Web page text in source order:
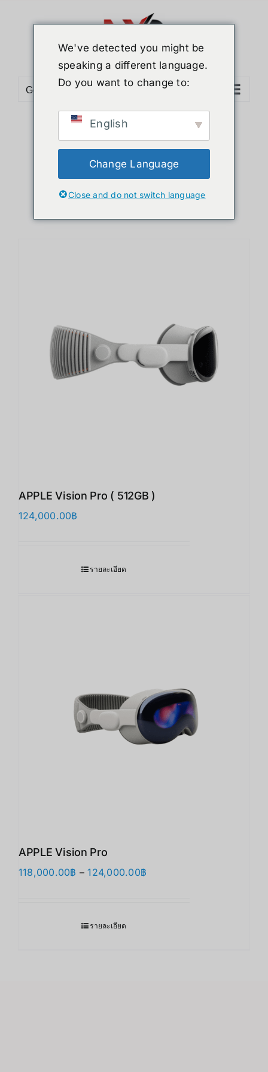
Go to...
Sort byDefault Order
Show12 Products
APPLE Vision Pro ( 512GB )
124,000.00฿
รายละเอียด
APPLE Vision Pro
118,000.00฿ – 124,000.00฿
รายละเอียด
We've detected you might be
speaking a different language.
Do you want to change to:
English
Change Language
Close and do not switch language